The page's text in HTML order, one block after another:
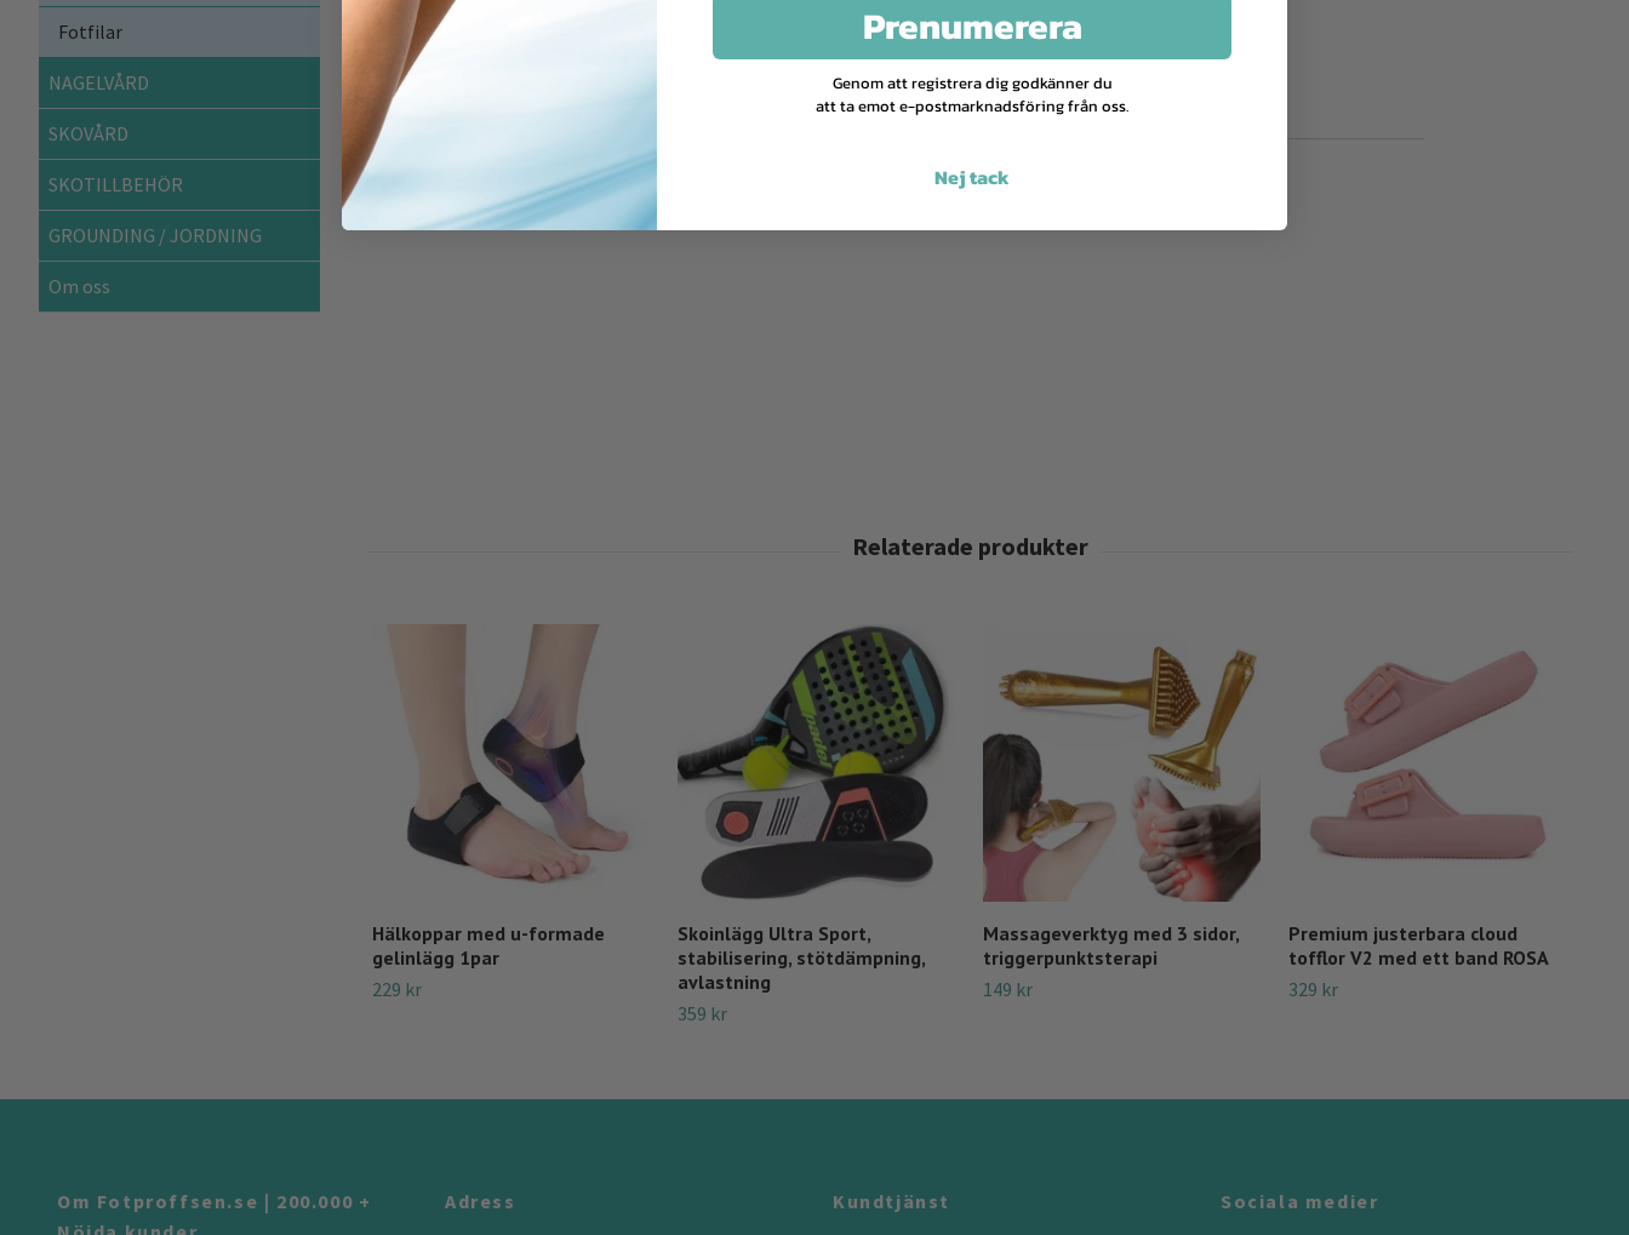
Fotfilar
NAGELVÅRD
SKOVÅRD
SKOTILLBEHÖR
GROUNDING / JORDNING
Om oss
Artikelnummer:
Hälkoppar med u-formade
gelinlägg 1par
229 kr
Skoinlägg Ultra Sport,
stabilisering, stötdämpning,
avlastning
359 kr
Massageverktyg med 3 sidor,
triggerpunktsterapi
149 kr
Premium justerbara cloud
tofflor V2 med ett band ROSA
329 kr
Om Fotproffsen.se | 200.000 +
Adress Kundtjänst Sociala medier
Prenumerera
Genom att registrera dig godkänner du
att ta emot e-postmarknadsföring från oss.
Nej tack